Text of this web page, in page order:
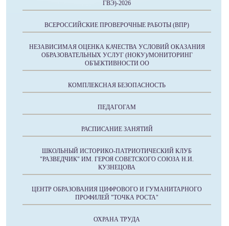
ГВЭ)-2026
ВСЕРОССИЙСКИЕ ПРОВЕРОЧНЫЕ РАБОТЫ (ВПР)
НЕЗАВИСИМАЯ ОЦЕНКА КАЧЕСТВА УСЛОВИЙ ОКАЗАНИЯ
ОБРАЗОВАТЕЛЬНЫХ УСЛУГ (НОКУ)/МОНИТОРИНГ
ОБЪЕКТИВНОСТИ ОО
КОМПЛЕКСНАЯ БЕЗОПАСНОСТЬ
ПЕДАГОГАМ
РАСПИСАНИЕ ЗАНЯТИЙ
ШКОЛЬНЫЙ ИСТОРИКО-ПАТРИОТИЧЕСКИЙ КЛУБ
"РАЗВЕДЧИК" ИМ. ГЕРОЯ СОВЕТСКОГО СОЮЗА Н.И.
КУЗНЕЦОВА
ЦЕНТР ОБРАЗОВАНИЯ ЦИФРОВОГО И ГУМАНИТАРНОГО
ПРОФИЛЕЙ "ТОЧКА РОСТА"
ОХРАНА ТРУДА